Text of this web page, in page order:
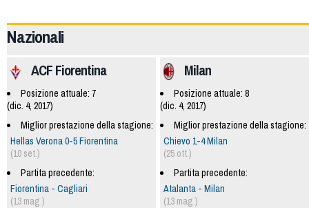
Nazionali
Milan
Posizione attuale: 8
(dic. 4, 2017)
Miglior prestazione della stagione:
Chievo 1-4 Milan
(25 ott.)
Partita precedente:
Atalanta - Milan
(13 mag.)
ACF Fiorentina
Posizione attuale: 7
(dic. 4, 2017)
Miglior prestazione della stagione:
Hellas Verona 0-5 Fiorentina
(10 set.)
Partita precedente:
Fiorentina - Cagliari
(13 mag.)